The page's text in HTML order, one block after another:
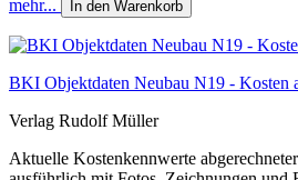
mehr... In den Warenkorb
BKI Objektdaten Neubau N19 - Kosten
Verlag Rudolf Müller
Aktuelle Kostenkennwerte